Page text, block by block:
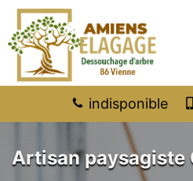
indisponible
Artisan paysagiste